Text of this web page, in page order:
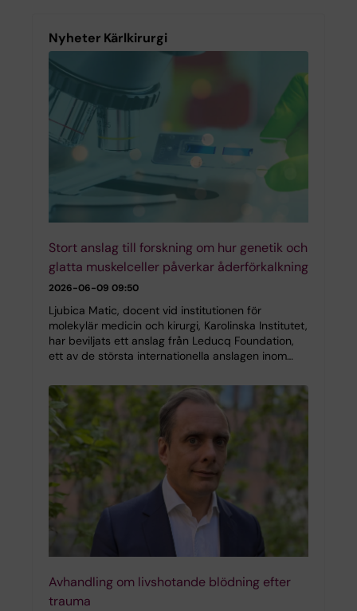
Nyheter Kärlkirurgi
Stort anslag till forskning om hur genetik och
glatta muskelceller påverkar åderförkalkning
2026-06-09 09:50
Ljubica Matic, docent vid institutionen för
molekylär medicin och kirurgi, Karolinska Institutet,
har beviljats ett anslag från Leducq Foundation,
ett av de största internationella anslagen inom…
Avhandling om livshotande blödning efter
trauma